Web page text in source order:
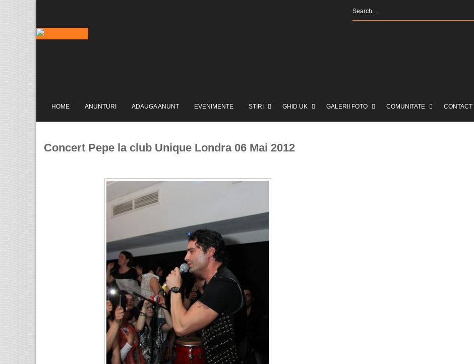
HOME ANUNTURI ADAUGA ANUNT EVENIMENTE STIRI GHID UK GALERII FOTO COMUNITATE CONTACT
Concert Pepe la club Unique Londra 06 Mai 2012